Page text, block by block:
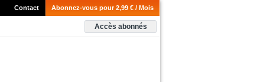
Abonnez-vous pour 2,99 € / Mois
Contact
Accès abonnés